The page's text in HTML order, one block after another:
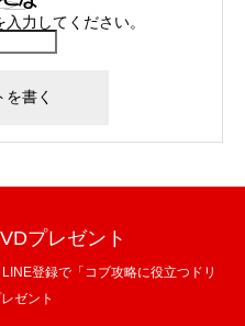
力してください。
プレゼント
登録で「コブ攻略に役立つドリ
ゼント